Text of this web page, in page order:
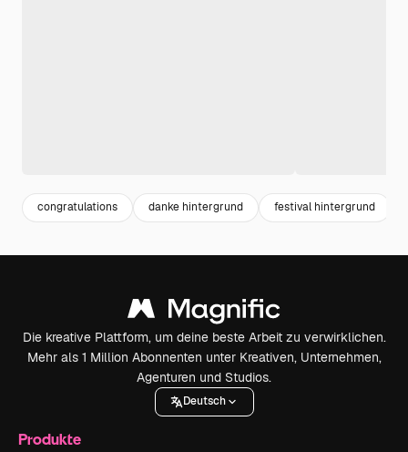
congratulations danke hintergrund festival hintergrund
Die kreative Plattform, um deine beste Arbeit zu verwirklichen.
Mehr als 1 Million Abonnenten unter Kreativen, Unternehmen,
Agenturen und Studios.
Deutsch
Produkte